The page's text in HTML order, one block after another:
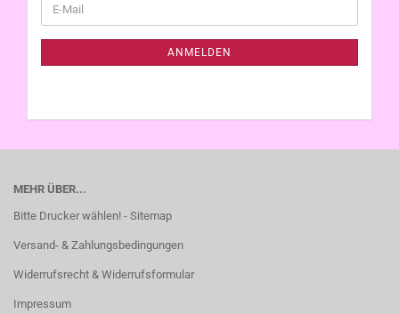
ZUR
E-
Mail
ANMELDEN
MEHR ÜBER...
Bitte Drucker wählen! - Sitemap
Versand- & Zahlungsbedingungen
Widerrufsrecht & Widerrufsformular
Impressum